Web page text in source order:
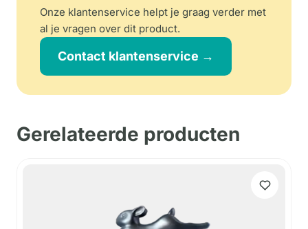
Onze klantenservice helpt je graag verder met
al je vragen over dit product.
Contact klantenservice →
Gerelateerde producten